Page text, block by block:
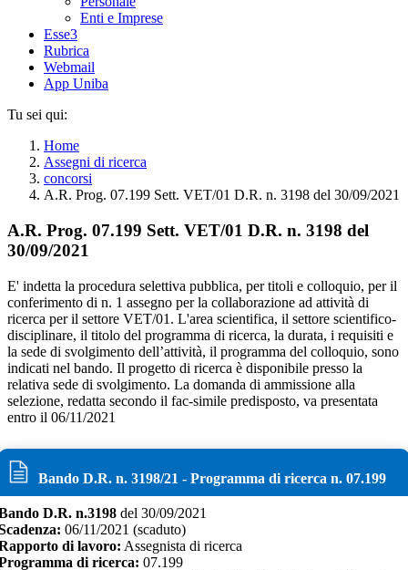
Enti e Imprese
Esse3
Rubrica
Webmail
App Uniba
Tu sei qui:
Home
Assegni di ricerca
concorsi
A.R. Prog. 07.199 Sett. VET/01 D.R. n. 3198 del 30/09/2021
A.R. Prog. 07.199 Sett. VET/01 D.R. n. 3198 del
30/09/2021
E' indetta la procedura selettiva pubblica, per titoli e colloquio, per il
conferimento di n. 1 assegno per la collaborazione ad attività di
ricerca per il settore VET/01. L'area scientifica, il settore scientifico-
disciplinare, il titolo del programma di ricerca, la durata, i requisiti e
la sede di svolgimento dell’attività, il programma del colloquio, sono
indicati nel bando. Il progetto di ricerca è disponibile presso la
relativa sede di svolgimento. La domanda di ammissione alla
selezione, redatta secondo il fac-simile predisposto, va presentata
entro il 06/11/2021
Bando D.R. n. 3198/21 - Programma di ricerca n. 07.199
D.R. n.3198 del 30/09/2021
06/11/2021 (scaduto)
di lavoro: Assegnista di ricerca
di ricerca: 07.199